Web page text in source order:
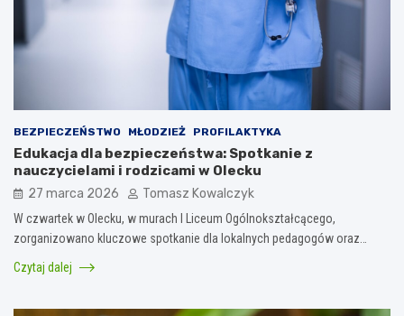
BEZPIECZEŃSTWO MŁODZIEŻ PROFILAKTYKA
Edukacja dla bezpieczeństwa: Spotkanie z
nauczycielami i rodzicami w Olecku
27 marca 2026 Tomasz Kowalczyk
W czwartek w Olecku, w murach I Liceum Ogólnokształcącego,
zorganizowano kluczowe spotkanie dla lokalnych pedagogów oraz…
Czytaj dalej